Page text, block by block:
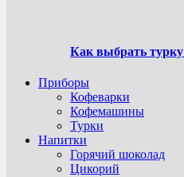
Как выбрать
Приборы
Кофеварки
Кофемашины
Турки
Напитки
Горячий шоколад
Цикорий